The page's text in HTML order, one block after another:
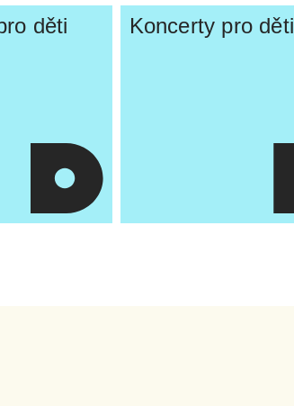
děti Koncerty pro děti